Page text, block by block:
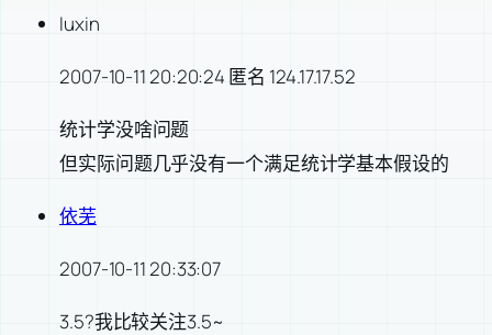
luxin
2007-10-11 20:20:24 匿名 124.17.17.52
统计学没啥问题
但实际问题几乎没有一个满足统计学基本假设的
依芜
2007-10-11 20:33:07
3.5?我比较关注3.5~